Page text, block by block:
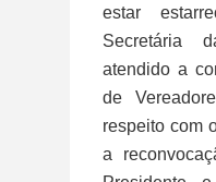
estar
Secretária
atendido a
de
respeito com
a